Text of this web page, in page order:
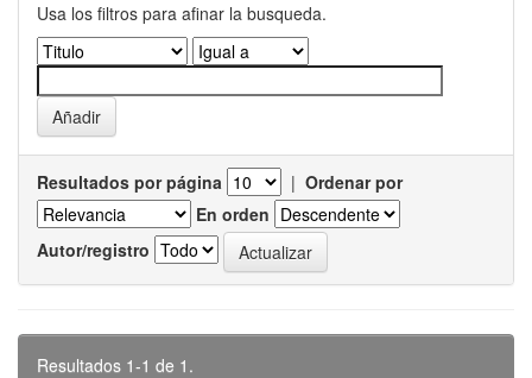
Usa los filtros para afinar la busqueda.
Resultados por página | Ordenar por
En orden
Autor/registro
Resultados 1-1 de 1.